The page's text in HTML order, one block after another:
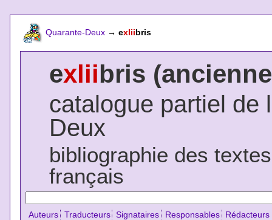
Quarante-Deux → exliibris
exliibris
catalogue partiel de
Deux
bibliographie des
français
Auteurs Traducteurs Signataires Responsables Rédacteurs